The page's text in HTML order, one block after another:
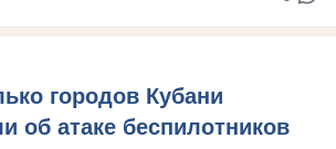
городов Кубани
об атаке беспилотников